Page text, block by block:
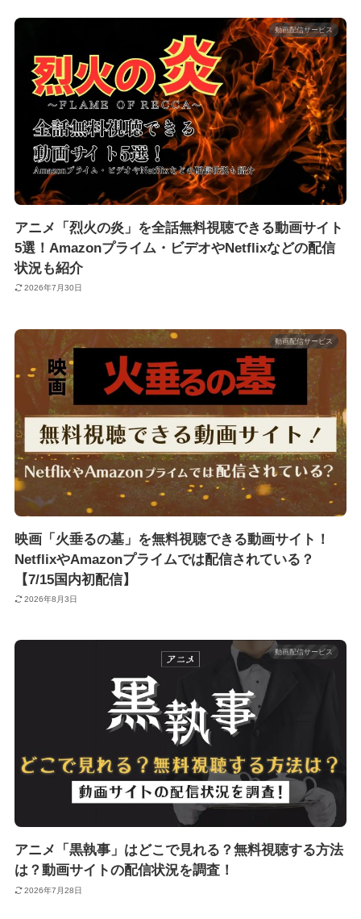
動画配信サービス
アニメ「烈火の炎」を全話無料視聴できる動画サイト
5選！Amazonプライム・ビデオやNetflixなどの配信
状況も紹介
2026年7月30日
動画配信サービス
映画「火垂るの墓」を無料視聴できる動画サイト！
NetflixやAmazonプライムでは配信されている？
【7/15国内初配信】
2026年8月3日
動画配信サービス
アニメ「黒執事」はどこで見れる？無料視聴する方法
は？動画サイトの配信状況を調査！
2026年7月28日